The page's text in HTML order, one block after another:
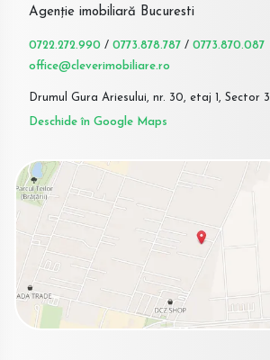
Agenție imobiliară Bucuresti
0722.272.990 / 0773.878.787 / 0773.870.087
office@cleverimobiliare.ro
Drumul Gura Ariesului, nr. 30, etaj 1, Sector 3
Deschide în Google Maps